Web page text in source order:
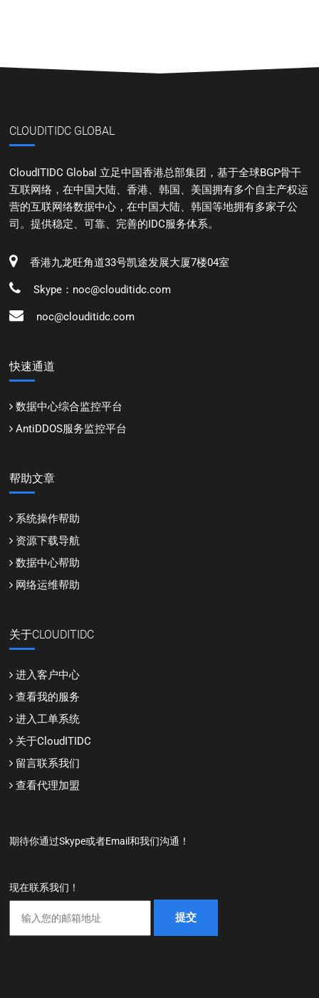
CLOUDITIDC GLOBAL
CloudITIDC Global 立足中国香港总部集团，基于全球BGP骨干
互联网络，在中国大陆、香港、韩国、美国拥有多个自主产权运
营的互联网络数据中心，在中国大陆、韩国等地拥有多家子公
司。提供稳定、可靠、完善的IDC服务体系。
香港九龙旺角道33号凯途发展大厦7楼04室
Skype：noc@clouditidc.com
noc@clouditidc.com
快速通道
数据中心综合监控平台
AntiDDOS服务监控平台
帮助文章
系统操作帮助
资源下载导航
数据中心帮助
网络运维帮助
关于CLOUDITIDC
进入客户中心
查看我的服务
进入工单系统
关于CloudITIDC
留言联系我们
查看代理加盟
期待你通过Skype或者Email和我们沟通！
现在联系我们！